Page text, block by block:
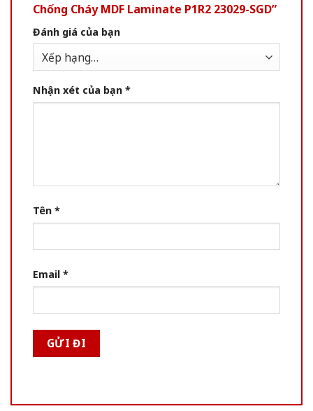
Chống Cháy MDF Laminate P1R2 23029-SGD”
Đánh giá của bạn
Nhận xét của bạn *
Tên *
Email *